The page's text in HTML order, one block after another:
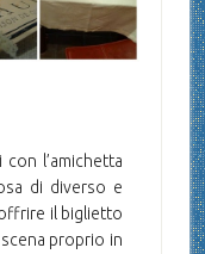
l’amichetta
di diverso e
il biglietto
proprio in